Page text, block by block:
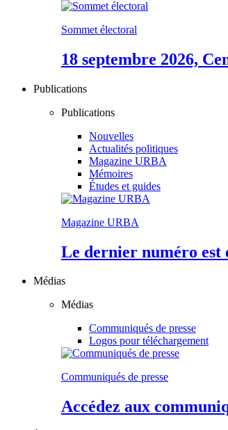
Sommet électoral
18 septembre 2026,
Publications
Publications
Nouvelles
Actualités politiques
Magazine URBA
Mémoires
Études et guides
Magazine URBA
Le dernier numéro est
Médias
Médias
Communiqués de presse
Logos pour téléchargement
Communiqués de presse
Accédez aux